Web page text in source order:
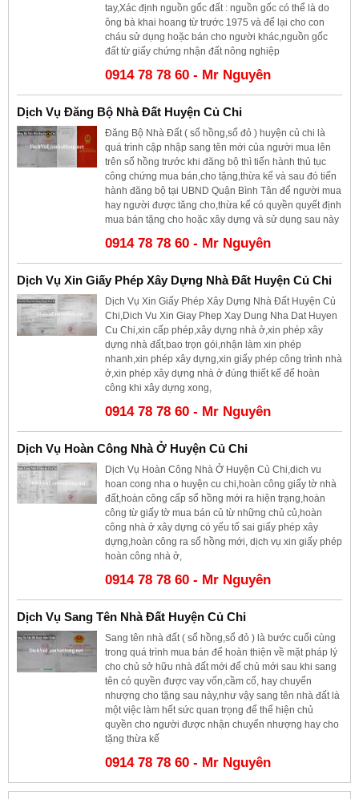
tay,Xác định nguồn gốc đất : nguồn gốc có thể là do
ông bà khai hoang từ trước 1975 và để lại cho con
cháu sử dụng hoặc bán cho người khác,nguồn gốc
đất từ giấy chứng nhận đất nông nghiệp
0914 78 78 60 - Mr Nguyên
Dịch Vụ Đăng Bộ Nhà Đất Huyện Củ Chi
Đăng Bộ Nhà Đất ( sổ hồng,sổ đỏ ) huyện củ chi là
quá trình cập nhập sang tên mới của người mua lên
trên sổ hồng trước khi đăng bộ thì tiến hành thủ tục
công chứng mua bán,cho tặng,thừa kế và sau đó tiến
hành đăng bộ tại UBND Quận Bình Tân để người mua
hay người được tăng cho,thừa kế có quyền quyết định
mua bán tặng cho hoặc xây dựng và sử dụng sau này
0914 78 78 60 - Mr Nguyên
Dịch Vụ Xin Giấy Phép Xây Dựng Nhà Đất Huyện Củ Chi
Dịch Vụ Xin Giấy Phép Xây Dựng Nhà Đất Huyện Củ
Chi,Dich Vu Xin Giay Phep Xay Dung Nha Dat Huyen
Cu Chi,xin cấp phép,xây dựng nhà ở,xin phép xây
dựng nhà đất,bao trọn gói,nhận làm xin phép
nhanh,xin phép xây dựng,xin giấy phép công trình nhà
ở,xin phép xây dựng nhà ở đúng thiết kế để hoàn
công khi xây dựng xong,
0914 78 78 60 - Mr Nguyên
Dịch Vụ Hoàn Công Nhà Ở Huyện Củ Chi
Dịch Vụ Hoàn Công Nhà Ở Huyện Củ Chi,dich vu
hoan cong nha o huyện cu chi,hoàn công giấy tờ nhà
đất,hoàn công cấp sổ hồng mới ra hiện trạng,hoàn
công từ giấy tờ mua bán củ từ những chủ củ,hoàn
công nhà ở xây dựng có yếu tố sai giấy phép xây
dựng,hoàn công ra sổ hồng mới, dịch vụ xin giấy phép
hoàn công nhà ở,
0914 78 78 60 - Mr Nguyên
Dịch Vụ Sang Tên Nhà Đất Huyện Củ Chi
Sang tên nhà đất ( sổ hồng,sổ đỏ ) là bước cuối cùng
trong quá trình mua bán để hoàn thiện về mặt pháp lý
cho chủ sở hữu nhà đất mới để chủ mới sau khi sang
tên có quyền được vay vốn,cầm cố, hay chuyển
nhượng cho tặng sau này,như vậy sang tên nhà đất là
một việc làm hết sức quan trọng để thể hiện chủ
quyền cho người được nhận chuyển nhượng hay cho
tặng thừa kế
0914 78 78 60 - Mr Nguyên